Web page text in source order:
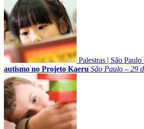
Palestras | São Paulo
autismo no Projeto Kaeru São Paulo – 29